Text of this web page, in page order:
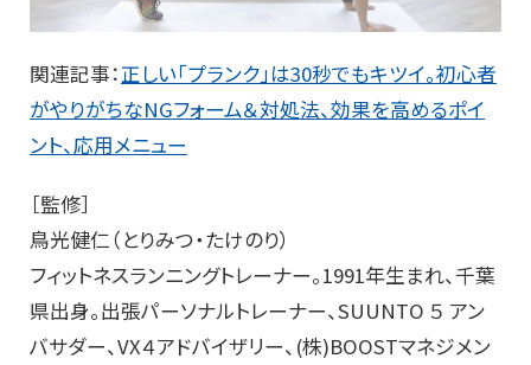
関連記事：正しい「プランク」は30秒でもキツイ。初心者
がやりがちなNGフォーム＆対処法、効果を高めるポイ
ント、応用メニュー
［監修］
鳥光健仁（とりみつ・たけのり）
フィットネスランニングトレーナー。1991年生まれ、千葉
県出身。出張パーソナルトレーナー、SUUNTO ５ アン
バサダー、VX４アドバイザリー、(株)BOOSTマネジメン